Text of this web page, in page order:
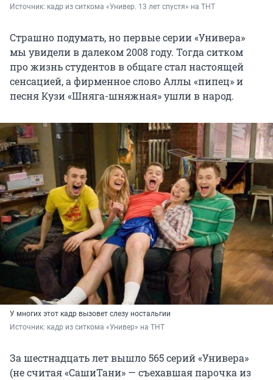
Источник: кадр из ситкома «Универ. 13 лет спустя» на ТНТ
Страшно подумать, но первые серии «Универа»
мы увидели в далеком 2008 году. Тогда ситком
про жизнь студентов в общаге стал настоящей
сенсацией, а фирменное слово Аллы «пипец» и
песня Кузи «Шняга-шняжная» ушли в народ.
У многих этот кадр вызовет слезу ностальгии
Источник: кадр из ситкома «Универ» на ТНТ
За шестнадцать лет вышло 565 серий «Универа»
(не считая «СашиТани» — съехавшая парочка из